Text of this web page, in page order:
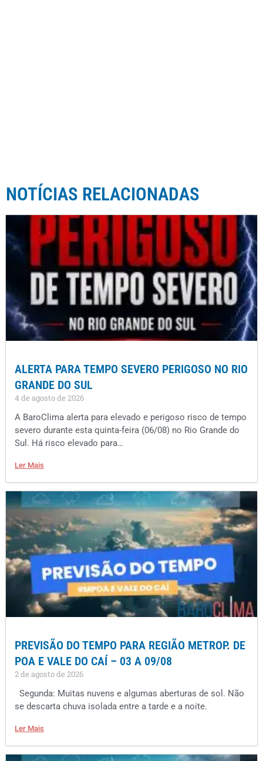
NOTÍCIAS RELACIONADAS
ALERTA PARA TEMPO SEVERO PERIGOSO NO RIO
GRANDE DO SUL
4 de agosto de 2026
A BaroClima alerta para elevado e perigoso risco de tempo
severo durante esta quinta-feira (06/08) no Rio Grande do
Sul. Há risco elevado para…
Ler Mais
PREVISÃO DO TEMPO PARA REGIÃO METROP. DE
POA E VALE DO CAÍ – 03 A 09/08
2 de agosto de 2026
Segunda: Muitas nuvens e algumas aberturas de sol. Não
se descarta chuva isolada entre a tarde e a noite.
Ler Mais